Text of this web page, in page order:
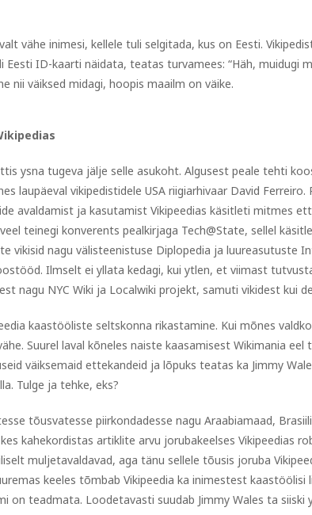
vähe inimesi, kellele tuli selgitada, kus on Eesti.
Eesti ID-kaarti näidata, teatas turvamees: “Häh, muidugi
nii väiksed midagi, hoopis maailm on väike.
ysna tugeva jälje selle asukoht. Algusest peale tehti
laupäeval vikipedistidele USA riigiarhivaar David
avaldamist ja kasutamist Vikipeedias käsitleti mitmes
teinegi konverents pealkirjaga Tech@State, sellel
vikisid nagu välisteenistuse Diplopedia ja luureasutuste
Ilmselt ei yllata kedagi, kui ytlen, et viimast
nagu NYC Wiki ja Localwiki projekt, samuti vikidest kui
kaastööliste seltskonna rikastamine. Kui mõnes
Suurel laval kõneles naiste kaasamisest Wikimania
väiksemaid ettekandeid ja lõpuks teatas ka Jimmy
Tulge ja tehke, eks?
tõusvatesse piirkondadesse nagu Araabiamaad,
kahekordistas artiklite arvu jorubakeelses Vikipeedias
muljetavaldavad, aga tänu sellele tõusis joruba
keeles tõmbab Vikipeedia ka inimestest kaastöölisi
on teadmata. Loodetavasti suudab Jimmy Wales ta siiski